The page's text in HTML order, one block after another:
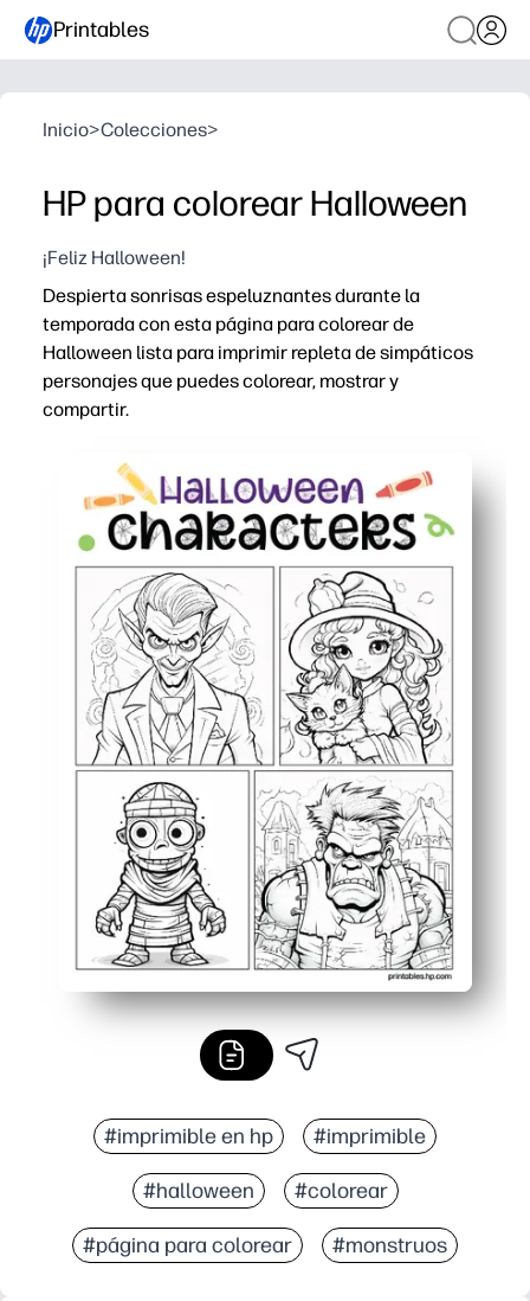
Printables
Inicio>Colecciones>
HP para colorear Halloween
¡Feliz Halloween!
Despierta sonrisas espeluznantes durante la
temporada con esta página para colorear de
Halloween lista para imprimir repleta de simpáticos
personajes que puedes colorear, mostrar y
compartir.
Sin preparación: basta con hacer clic, imprimir y
Mantiene a los niños ocupados mientras desarrollan
Uso flexible: tarea rápida para terminar temprano,
Los contornos inteligentes con tinta funcionan con
#imprimible en hp #imprimible
#halloween #colorear
#página para colorear #monstruos